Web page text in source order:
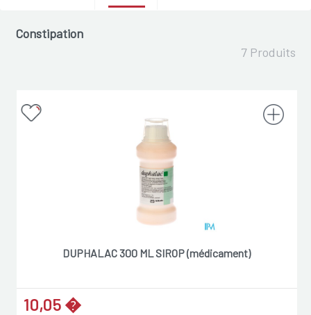
Constipation
7 Produits
DUPHALAC 300 ML SIROP (médicament)
10,05 �